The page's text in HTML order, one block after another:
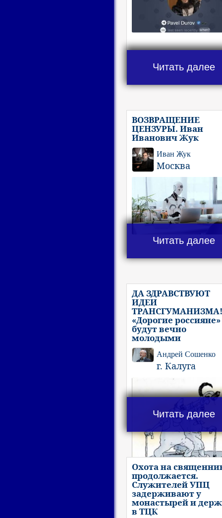
Читать далее
ВОЗВРАЩЕНИЕ
ЦЕНЗУРЫ. Иван
Иванович Жук
Иван Жук
Москва
Читать далее
ДА ЗДРАВСТВУЮТ
ИДЕИ
«Дорогие россияне»
будут вечно
молодыми
Андрей Сошенко
г. Калуга
Читать далее
Охота на
продолжается.
Служителей УПЦ
задерживают у
монастырей и
в ТЦК